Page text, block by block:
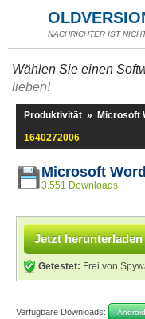
NACHRICHTER IST
Wählen Sie einen
lieben!
Produktivität » Microsoft
1640272006
Microsoft
3.551 Downloads
Jetzt herunterladen
Getestet: Frei von
Verfügbare Downloads: Android